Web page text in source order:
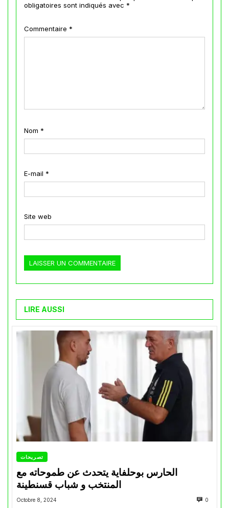
obligatoires sont indiqués avec *
Commentaire *
Nom *
E-mail *
Site web
LIRE AUSSI
تصريحات
الحارس بوحلفاية يتحدث عن طموحاته مع
المنتخب و شباب قسنطينة
Octobre 8, 2024 0